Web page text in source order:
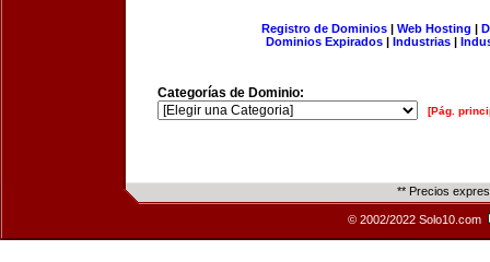
Registro de Dominios| Web Hosting |
Dominios Expirados | Industrias |
Categorías de Dominio:
[Pág.
** Precios
© 2002/2022 Solo10.com